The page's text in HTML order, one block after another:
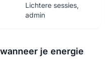
Lichtere sessies,
admin
je energie